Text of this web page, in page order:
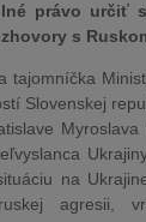
právo určiť
s
tajomníčka
Slovenskej
na
agresii,